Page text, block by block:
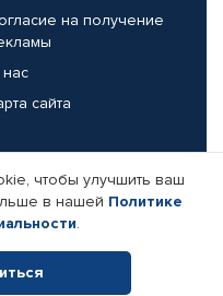
на получение
сайта
компании
чтобы улучшить ваш
в нашей Политике
.